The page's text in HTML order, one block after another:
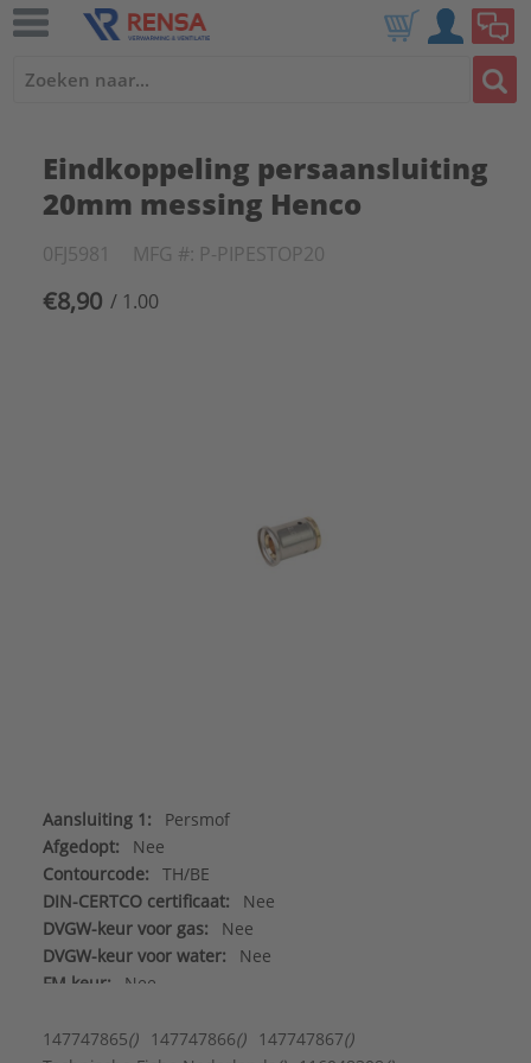
Eindkoppeling persaansluiting
20mm messing Henco
0FJ5981 MFG #: P-PIPESTOP20
€8,90 / 1.00
Aansluiting 1:
Persmof
Afgedopt:
Nee
Contourcode:
TH/BE
DIN-CERTCO certificaat:
Nee
DVGW-keur voor gas:
Nee
DVGW-keur voor water:
Nee
FM keur:
Nee
Hoofdkleur fitting:
Messing
147747865() 147747866() 147747867()